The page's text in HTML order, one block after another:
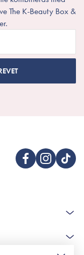
The K-Beauty Box &